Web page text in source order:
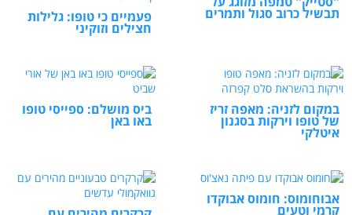
תבשיל כרוב סגול ותמרים פעמיים כי טופו: גלילות
חצילים וזוקיני
במקום לזניה: מאפה זריז
של טופו וירקות בסגנון
איטלקי
ביס מושלם: ספייסי טופו
באו באן
אבוחומוס: חומוס אבוקדו
קרמי וטעים